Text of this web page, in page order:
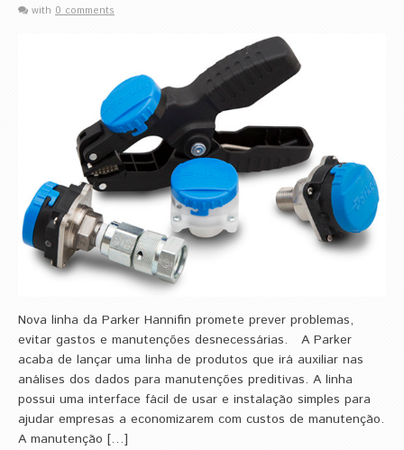
with 0 comments
Nova linha da Parker Hannifin promete prever problemas,
evitar gastos e manutenções desnecessárias. A Parker
acaba de lançar uma linha de produtos que irá auxiliar nas
análises dos dados para manutenções preditivas. A linha
possui uma interface fácil de usar e instalação simples para
ajudar empresas a economizarem com custos de manutenção.
A manutenção […]